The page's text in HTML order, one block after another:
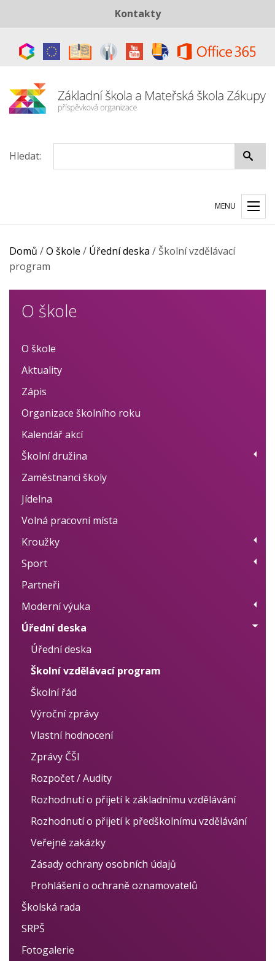
Kontakty
Datová schránka:ye8cp64
Hledat:
MENU
Domů /O škole / Úřední deska / Školní vzdělávací
program
O škole
O škole
Aktuality
Zápis
Organizace školního roku
Kalendář akcí
Školní družina
Provoz
Fotogalerie
Dokumenty
BELLhop systém
Zaměstnanci školy
Jídelna
Volná pracovní místa
Kroužky
Přehled kroužků
Sport
Plán akcí
Výsledky
Partneři
Moderní výuka
Moderní metody učení
Projekty
Individuální přístup
Logopedie, nápravy
Cizí jazyky
Úřední deska
Úřední deska
Školní vzdělávací program
Školní řád
Výroční zprávy
Vlastní hodnocení
Zprávy ČŠI
Rozpočet / Audity
Rozhodnutí o přijetí k základnímu vzdělávání
Rozhodnutí o přijetí k předškolnímu vzdělávání
Veřejné zakázky
Zásady ochrany osobních údajů
Prohlášení o ochraně oznamovatelů
Školská rada
SRPŠ
Fotogalerie